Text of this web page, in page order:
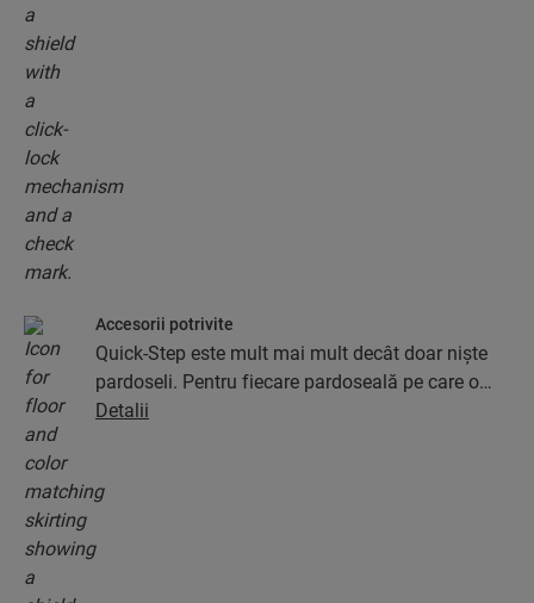
Accesorii potrivite
Quick-Step este mult mai mult decât doar niște
pardoseli. Pentru fiecare pardoseală pe care o
oferim, puteți găsi o întreagă colecție de
culoarea pardoselii dumneavoastră.
Detalii